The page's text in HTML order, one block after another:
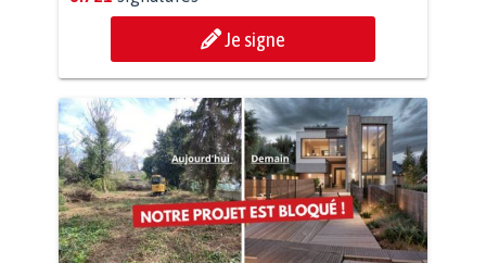
Je signe